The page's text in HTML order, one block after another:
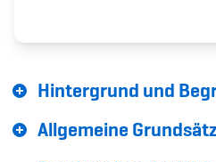
Infomails
Kinderbetreuung
Hintergrund und
Allgemeine